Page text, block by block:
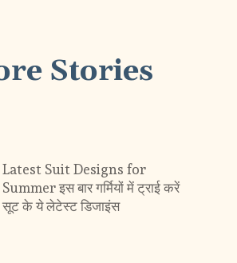
Stories
Latest Suit Designs for
Summer इस बार गर्मियों में ट्राई करें
सूट के ये लेटेस्ट डिजाइंस